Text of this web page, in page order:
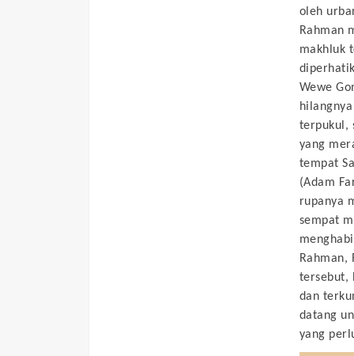
oleh
Rahman
makhluk
Wewe
terpukul,
yang
tempat
(Adam
rupanya
sempat
Rahman,
tersebut,
dan
datang
yang